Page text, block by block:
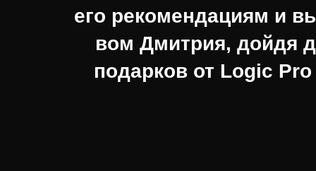
его рекомендациям и
вом Дмитрия, дойдя
подарков от Logic